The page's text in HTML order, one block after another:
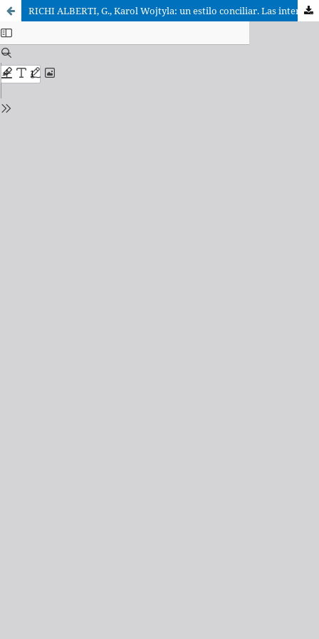
RICHI ALBERTI, G., Karol Wojtyla: un estilo conciliar. Las intervenciones de K. Wojtyla en el Concilio Vaticano II